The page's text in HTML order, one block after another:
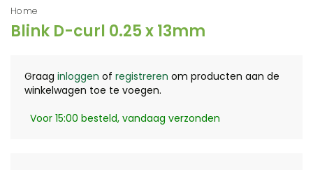
Home
Blink D-curl 0.25 x 13mm
Graag inloggen of registreren om producten aan de
winkelwagen toe te voegen.
Voor 15:00 besteld, vandaag verzonden